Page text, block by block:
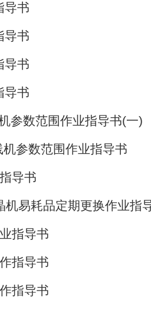
导书
导书
导书
导书
参数范围作业指导书(一)
参数范围作业指导书
导书
机易耗品定期更换作业指
指导书
指导书
指导书